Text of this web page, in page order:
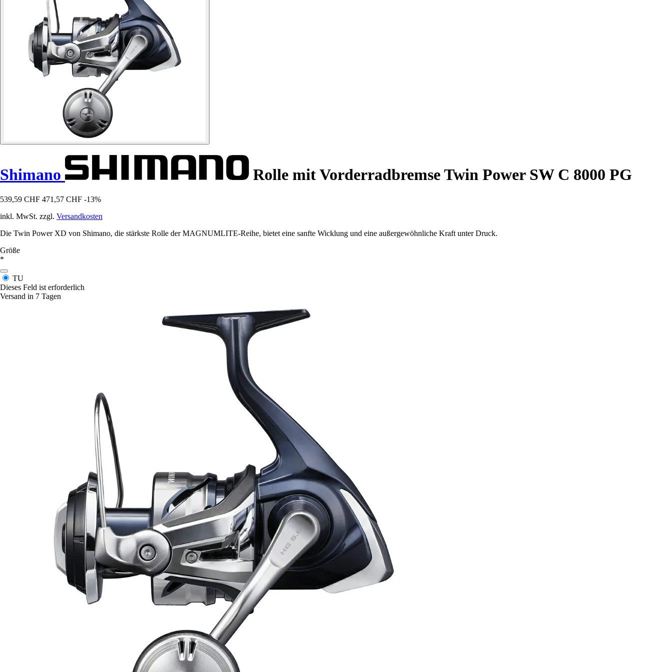
Shimano Rolle mit Vorderradbremse Twin Power SW C 8000 PG
539,59 CHF 471,57 CHF -13%
inkl. MwSt. zzgl. Versandkosten
Die Twin Power XD von Shimano, die stärkste Rolle der MAGNUMLITE-Reihe, bietet eine sanfte Wicklung und eine außergewöhnliche Kraft unter Druck.
Größe
*
TU
Dieses Feld ist erforderlich
Versand in 7 Tagen